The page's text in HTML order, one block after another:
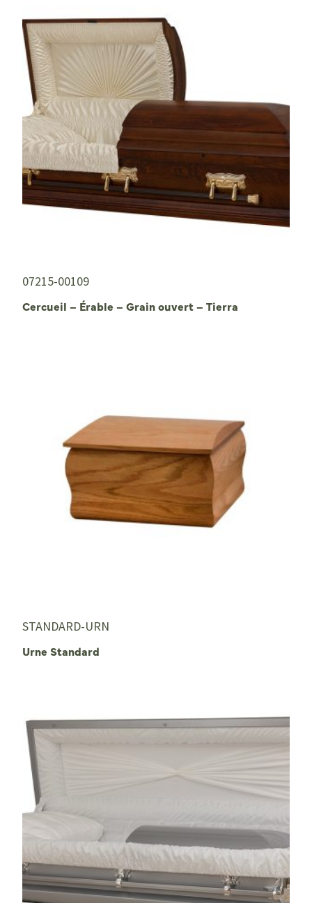
07215-00109
Cercueil – Érable – Grain ouvert – Tierra
STANDARD-URN
Urne Standard